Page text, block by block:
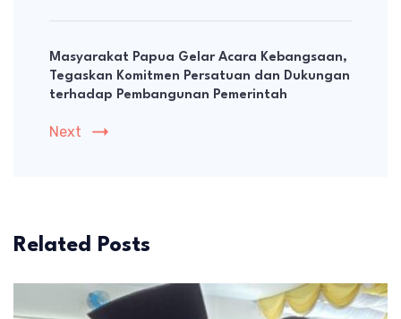
Masyarakat Papua Gelar Acara Kebangsaan,
Tegaskan Komitmen Persatuan dan Dukungan
terhadap Pembangunan Pemerintah
Next
Related Posts